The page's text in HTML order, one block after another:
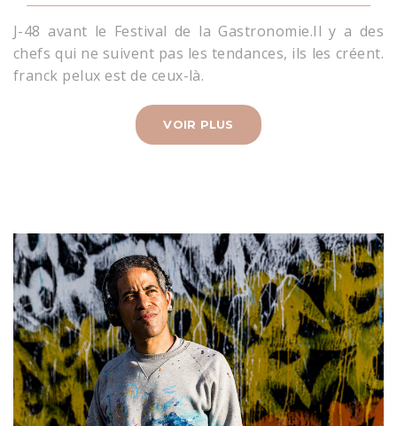
J-48 avant le Festival de la Gastronomie.Il y a des
chefs qui ne suivent pas les tendances, ils les créent.
franck pelux est de ceux-là.
VOIR PLUS